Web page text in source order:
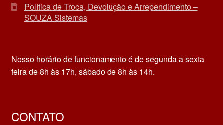
Política de Troca, Devolução e Arrependimento –
SOUZA Sistemas
Nosso horário de funcionamento é de segunda a sexta
feira de 8h às 17h, sábado de 8h às 14h.
CONTATO